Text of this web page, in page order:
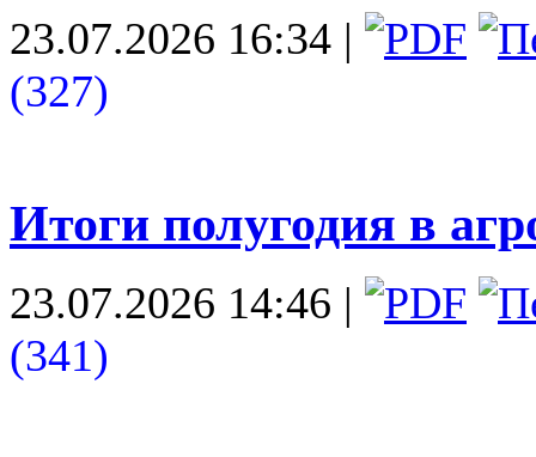
23.07.2026 16:34 |
(327)
Итоги полугодия в
23.07.2026 14:46 |
(341)